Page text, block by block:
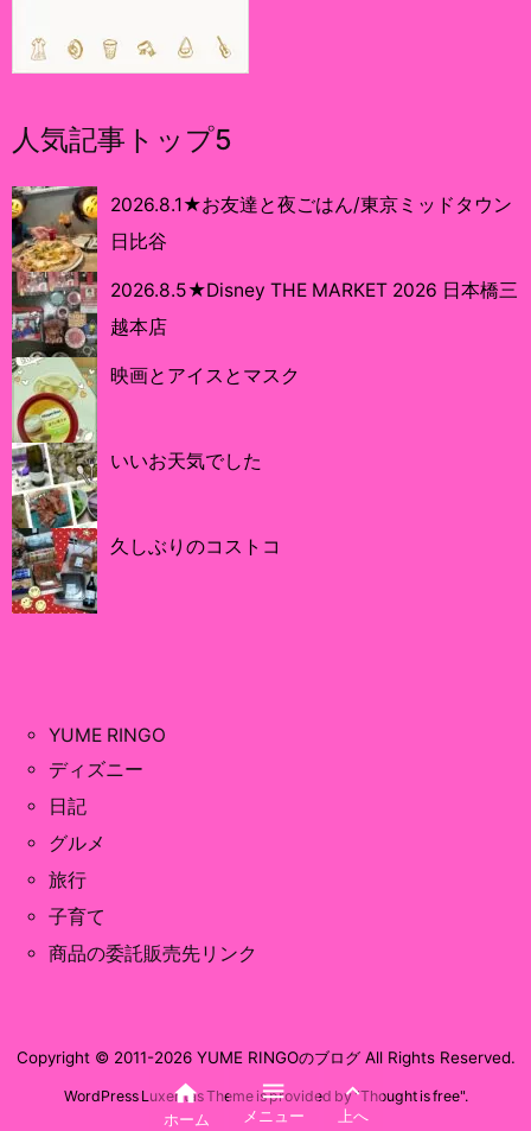
人気記事トップ5
2026.8.1★お友達と夜ごはん/東京ミッドタウン
日比谷
2026.8.5★Disney THE MARKET 2026 日本橋三
越本店
映画とアイスとマスク
いいお天気でした
久しぶりのコストコ
YUME RINGO
ディズニー
日記
グルメ
旅行
子育て
商品の委託販売先リンク
Copyright © 2011-2026 YUME RINGOのブログAll Rights Reserved.
WordPress Luxeritas Theme is provided by "Thought is free".

ホーム

メニュー

上へ